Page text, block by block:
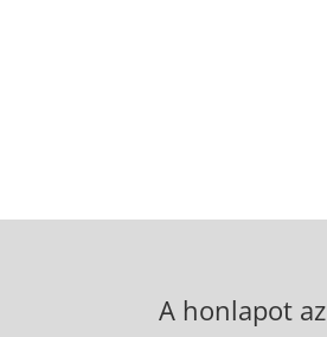
A honlapot